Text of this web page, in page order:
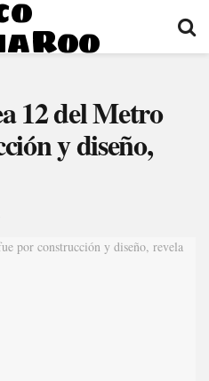
12 del Metro
y diseño,